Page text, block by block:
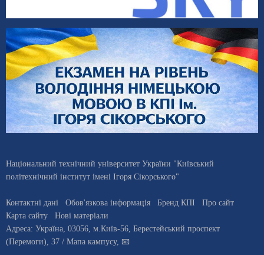
Національний технічний університет України "Київський
політехнічний інститут імені Ігоря Сікорського"
Контактні дані Обов'язкова інформація Бренд КПІ
Про сайт
Карта сайту
Нові матеріали
Адреса: Україна, 03056, м.Київ-56, Берестейський проспект
(Перемоги), 37 / Мапа кампусу, 📧